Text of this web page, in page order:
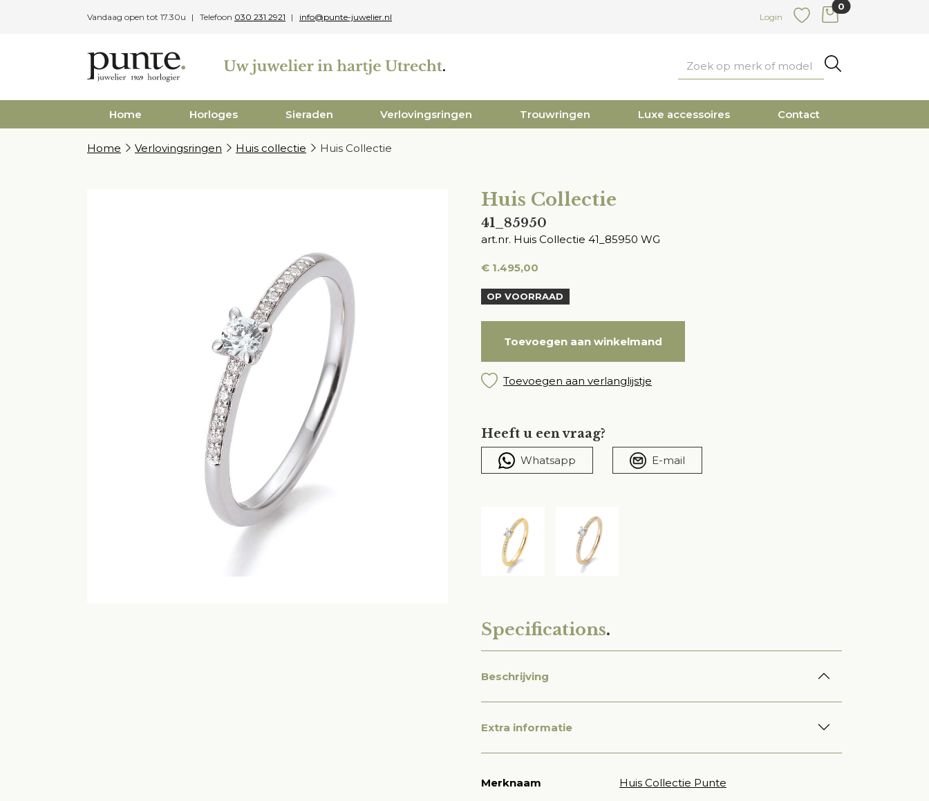
Vandaag open tot 17.30u Telefoon 030 231 2921 info@punte-juwelier.nl
Login
0
items in cart
Home Horloges Sieraden Verlovingsringen Trouwringen Luxe accessoires Contact
Home Verlovingsringen Huis collectie Huis Collectie
Huis Collectie
41_85950
art.nr. Huis Collectie 41_85950 WG
€ 1.495,00
OP VOORRAAD
Toevoegen aan winkelmand
Toevoegen aan verlanglijstje
Heeft u een vraag?
Whatsapp E-mail
Specifications.
Beschrijving
Extra informatie
Merknaam
Huis Collectie Punte